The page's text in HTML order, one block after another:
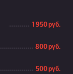
1 950 руб.
800 руб.
500 руб.